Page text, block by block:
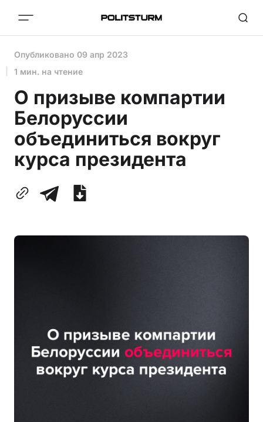
Опубликовано 09 апр 2023
1 мин. на чтение
О призыве компартии
Белоруссии
объединиться вокруг
курса президента